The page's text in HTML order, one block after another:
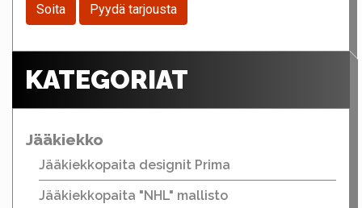
Soita Pyydä tarjousta
KATEGORIAT
Jääkiekko
Jääkiekkopaita designit Prima
Jääkiekkopaita "NHL" mallisto